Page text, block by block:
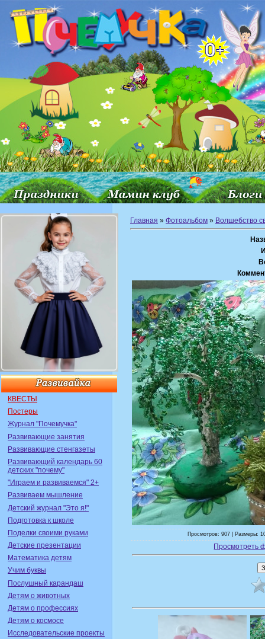
КВЕСТЫ
Постеры
Журнал "Почемучка"
Развивающие занятия
Развивающие стенгазеты
Развивающий календарь 60
детских "почему"
"Играем и развиваемся" 2+
Развиваем мышление
Детский журнал "Это я!"
Подготовка к школе
Поделки своими руками
Детские презентации
Математика детям
Учим буквы
Послушный карандаш
Детям о животных
Детям о профессиях
Детям о космосе
Исследовательские проекты
Главная » Фотоальбом » Волшебство
Просмотров: 907 | Размеры:
Просмотреть